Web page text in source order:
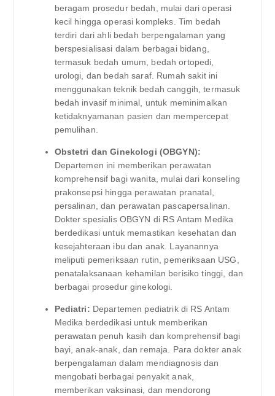
beragam prosedur bedah, mulai dari operasi
kecil hingga operasi kompleks. Tim bedah
terdiri dari ahli bedah berpengalaman yang
berspesialisasi dalam berbagai bidang,
termasuk bedah umum, bedah ortopedi,
urologi, dan bedah saraf. Rumah sakit ini
menggunakan teknik bedah canggih, termasuk
bedah invasif minimal, untuk meminimalkan
ketidaknyamanan pasien dan mempercepat
pemulihan.
Obstetri dan Ginekologi (OBGYN):
Departemen ini memberikan perawatan
komprehensif bagi wanita, mulai dari konseling
prakonsepsi hingga perawatan pranatal,
persalinan, dan perawatan pascapersalinan.
Dokter spesialis OBGYN di RS Antam Medika
berdedikasi untuk memastikan kesehatan dan
kesejahteraan ibu dan anak. Layanannya
meliputi pemeriksaan rutin, pemeriksaan USG,
penatalaksanaan kehamilan berisiko tinggi, dan
berbagai prosedur ginekologi.
Pediatri: Departemen pediatrik di RS Antam
Medika berdedikasi untuk memberikan
perawatan penuh kasih dan komprehensif bagi
bayi, anak-anak, dan remaja. Para dokter anak
berpengalaman dalam mendiagnosis dan
mengobati berbagai penyakit anak,
memberikan vaksinasi, dan mendorong